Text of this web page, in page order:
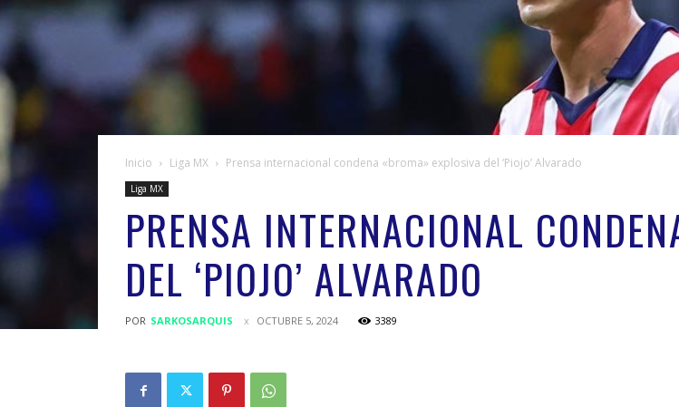
Inicio Liga MX Prensa internacional condena «broma» explosiva del ‘Piojo’ Alvarado
Liga MX
PRENSA INTERNACIONAL
DEL ‘PIOJO’ ALVARADO
POR SARKOSARQUIS OCTUBRE 5, 2024 3389